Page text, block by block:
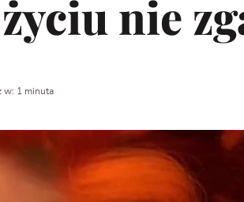
nie
w: 1 minuta